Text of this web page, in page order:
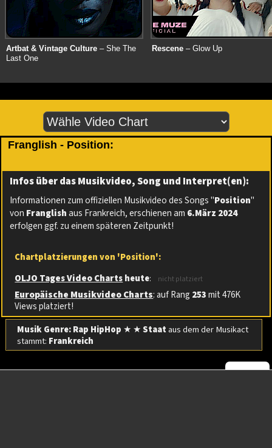
Artbat & Vintage Culture – She The
Last One
Rescene – Glow Up
Franglish - Position:
Infos über das Musikvideo, Song und Interpret(en):
Informationen zum offiziellen Musikvideo des Songs "Position"
von Franglishaus Frankreich, erschienen am 6.März 2024
erfolgen ggf. zu einem späteren Zeitpunkt!
Chartplatzierungen von 'Position':
OLJO Tages Video Chartsheute: nicht platziert
Europäische Musikvideo Charts: auf Rang 253mit 476K
Views platziert!
Musik Genre: Rap HipHop ★ ★Staataus dem der Musikact
stammt: Frankreich